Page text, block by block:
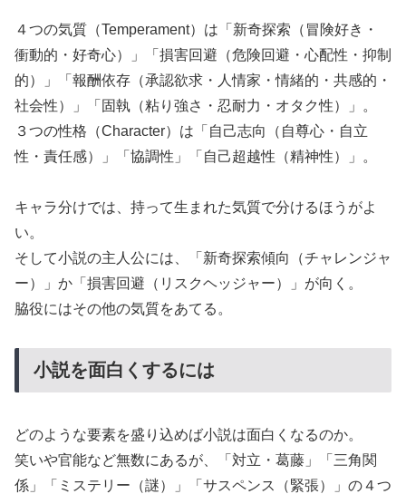
４つの気質（Temperament）は「新奇探索（冒険好き・
衝動的・好奇心）」「損害回避（危険回避・心配性・抑制
的）」「報酬依存（承認欲求・人情家・情緒的・共感的・
社会性）」「固執（粘り強さ・忍耐力・オタク性）」。
３つの性格（Character）は「自己志向（自尊心・自立
性・責任感）」「協調性」「自己超越性（精神性）」。
キャラ分けでは、持って生まれた気質で分けるほうがよ
い。
そして小説の主人公には、「新奇探索傾向（チャレンジャ
ー）」か「損害回避（リスクヘッジャー）」が向く。
脇役にはその他の気質をあてる。
小説を面白くするには
どのような要素を盛り込めば小説は面白くなるのか。
笑いや官能など無数にあるが、「対立・葛藤」「三角関
係」「ミステリー（謎）」「サスペンス（緊張）」の４つ